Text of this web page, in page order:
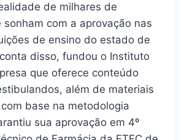
de milhares de
com a aprovação nas
de ensino do estado de
disso, fundou o Instituto
que oferece conteúdo
além de materiais
base na metodologia
sua aprovação em 4º